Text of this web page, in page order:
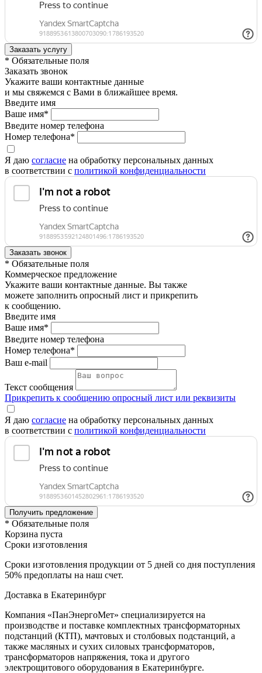
* Обязательные поля
Заказать звонок
Укажите ваши контактные данные
и мы свяжемся с Вами в ближайшее время.
Введите имя
Ваше имя*
Введите номер телефона
Номер телефона*
Я даю согласие на обработку персональных данных
в соответствии с политикой конфиденциальности
* Обязательные поля
Коммерческое предложение
Укажите ваши контактные данные. Вы также
можете заполнить опросный лист и прикрепить
к сообщению.
Введите имя
Ваше имя*
Введите номер телефона
Номер телефона*
Ваш e-mail
Текст сообщения
Прикрепить к сообщению опросный лист или реквизиты
Я даю согласие на обработку персональных данных
в соответствии с политикой конфиденциальности
* Обязательные поля
Корзина пуста
Сроки изготовления
Сроки изготовления продукции от 5 дней со дня поступления
50% предоплаты на наш счет.
Доставка в Екатеринбург
Компания «ПанЭнергоМет» специализируется на
производстве и поставке комплектных трансформаторных
подстанций (КТП), мачтовых и столбовых подстанций, а
также масляных и сухих силовых трансформаторов,
трансформаторов напряжения, тока и другого
электрощитового оборудования в Екатеринбурге.